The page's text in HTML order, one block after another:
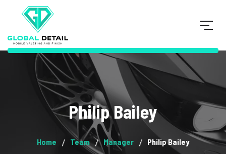
Philip Bailey
Home Team Manager Philip Bailey